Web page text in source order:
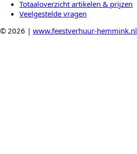
Totaaloverzicht artikelen & prijzen
Veelgestelde vragen
© 2026 | www.feestverhuur-hemmink.nl